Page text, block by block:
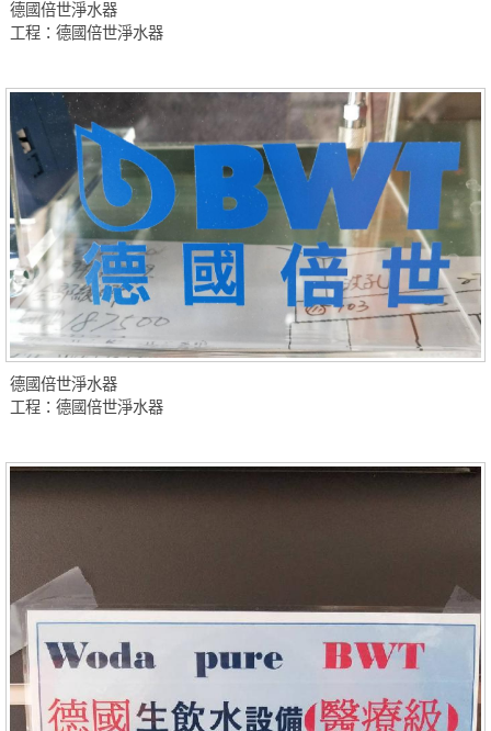
德國倍世淨水器
工程：德國倍世淨水器
德國倍世淨水器
工程：德國倍世淨水器